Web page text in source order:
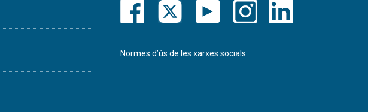
Normes d’ús de les xarxes socials